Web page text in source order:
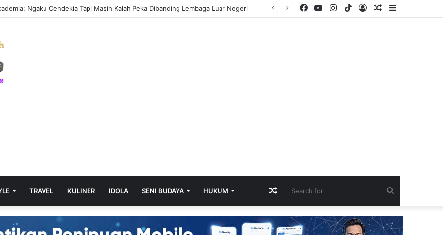
ASN Muara Enim Diminta Aktif Berkonsultasi dengan Jaksa Pengacara Negara Sidebar
Random
Log
TikTok
Instagram
YouTube
Facebook
TRAVEL KULINER IDOLA SENI BUDAYA HUKUM
for
Random
Article